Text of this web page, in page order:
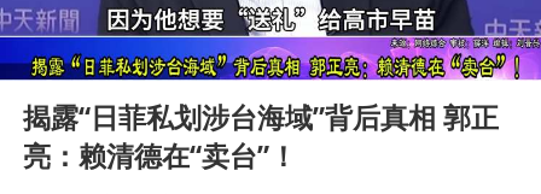
Play
00:00 00:49
揭露“日菲私划涉台海域”背后真相 郭正
亮：赖清德在“卖台”！